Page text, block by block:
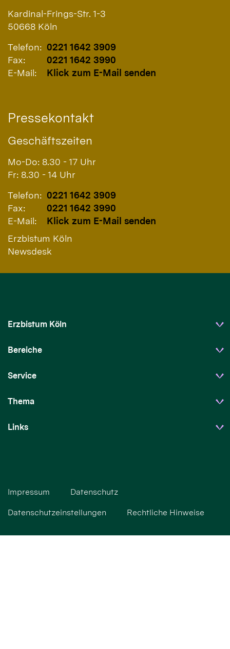
Kardinal-Frings-Str. 1-3
50668 Köln
Telefon: 0221 1642 3909
Fax:
0221 1642 3990
E-Mail:
Klick zum E-Mail senden
Pressekontakt
Geschäftszeiten
Mo-Do: 8.30 - 17 Uhr
Fr: 8.30 - 14 Uhr
Telefon: 0221 1642 3909
Fax:
0221 1642 3990
E-Mail:
Klick zum E-Mail senden
Erzbistum Köln
Newsdesk
Erzbistum Köln
Bereiche
Service
Thema
Links
Impressum Datenschutz
Datenschutzeinstellungen Rechtliche Hinweise